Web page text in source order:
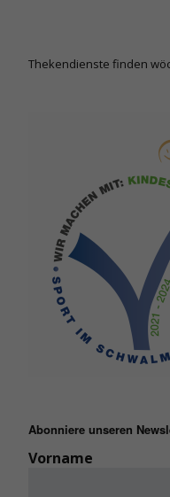
Thekendienste finden
Abonniere unseren
Vorname